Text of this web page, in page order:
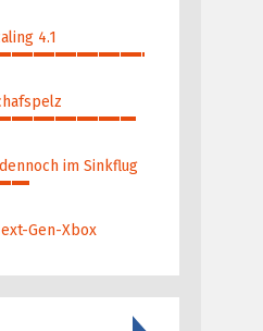
4.1
im Sinkflug
Gen-Xbox